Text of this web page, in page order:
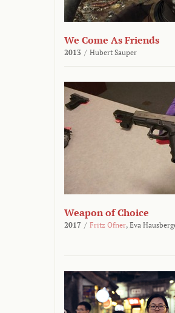
We Come As Friends
2013 / Hubert Sauper
Weapon of Choice
2017 / Fritz Ofner, Eva